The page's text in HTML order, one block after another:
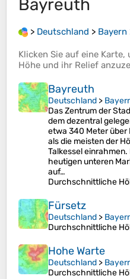
Bayreuth
> Deutschland > Bayern
Klicken Sie auf eine Karte,
Höhe und ihr Relief
Bayreuth
Deutschland >
Das Zentrum der
dem dezentral
etwa 340 Meter über
als die meisten der
Talkessel
heutigen unteren
auf…
Durchschnittliche
Fürsetz
Deutschland >
Durchschnittliche
Hohe Warte
Deutschland >
Durchschnittliche